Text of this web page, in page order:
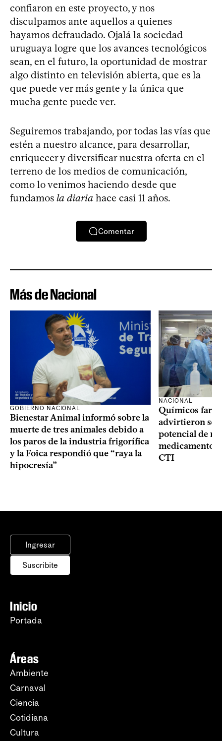
confiaron en este proyecto, y nos
disculpamos ante aquellos a quienes
hayamos defraudado. Ojalá la sociedad
uruguaya logre que los avances tecnológicos
sean, en el futuro, la oportunidad de mostrar
algo distinto en televisión abierta, que es la
que puede ver más gente y la única que
mucha gente puede ver.
Seguiremos trabajando, por todas las vías que
estén a nuestro alcance, para desarrollar,
enriquecer y diversificar nuestra oferta en el
terreno de los medios de comunicación,
como lo venimos haciendo desde que
fundamos la diaria hace casi 11 años.
Comentar
Más de Nacional
GOBIERNO NACIONAL
Bienestar Animal informó sobre la
muerte de tres animales debido a
los paros de la industria frigorífica
y la Foica respondió que “raya la
hipocresía”
NACIONAL
Químicos
advirtieron
potencial de
medicamentos
CTI
Ingresar
Suscribite
Inicio
Portada
Áreas
Ambiente
Carnaval
Ciencia
Cotidiana
Cultura